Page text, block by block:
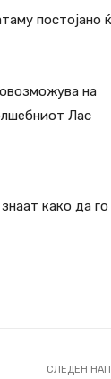
постојано
на
Лас
како да го
СЛЕДЕН